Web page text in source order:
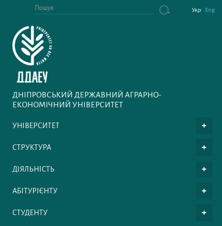
Укр Eng
ДНІПРОВСЬКИЙ ДЕРЖАВНИЙ АГРАРНО-
ЕКОНОМІЧНИЙ УНІВЕРСИТЕТ
УНІВЕРСИТЕТ
СТРУКТУРА
ДІЯЛЬНІСТЬ
АБІТУРІЄНТУ
СТУДЕНТУ